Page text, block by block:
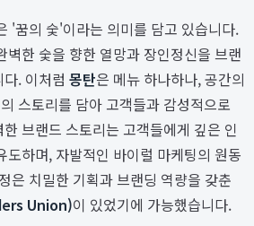
'꿈의 숯'이라는 의미를 담고 있습니다.
벽한 숯을 향한 열망과 장인정신을 브랜
. 이처럼 몽탄은 메뉴 하나하나, 공간의
스토리를 담아 고객들과 감성적으로
브랜드 스토리는 고객들에게 깊은 인
도하며, 자발적인 바이럴 마케팅의 원동
은 치밀한 기획과 브랜딩 역량을 갖춘
Union)이 있었기에 가능했습니다.